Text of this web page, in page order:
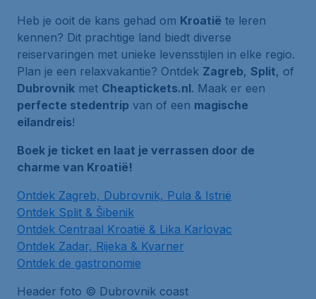
Heb je ooit de kans gehad om Kroatië te leren
kennen? Dit prachtige land biedt diverse
reiservaringen met unieke levensstijlen in elke regio.
Plan je een relaxvakantie? Ontdek Zagreb, Split, of
Dubrovnik met Cheaptickets.nl. Maak er een
perfecte stedentrip van of een magische
eilandreis!
Boek je ticket en laat je verrassen door de
charme van Kroatië!
Ontdek Zagreb, Dubrovnik, Pula & Istrië
Ontdek Split & Šibenik
Ontdek Centraal Kroatië & Lika Karlovac
Ontdek Zadar, Rijeka & Kvarner
Ontdek de gastronomie
Header foto © Dubrovnik coast